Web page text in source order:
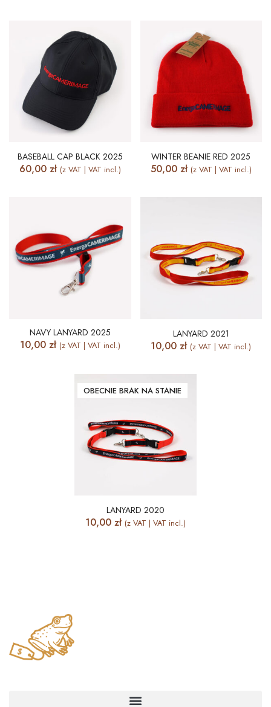
BASEBALL CAP BLACK 2025
60,00 zł (z VAT | VAT incl.)
WINTER BEANIE RED 2025
50,00 zł (z VAT | VAT incl.)
NAVY LANYARD 2025
10,00 zł (z VAT | VAT incl.)
LANYARD 2021
10,00zł (z VAT | VAT incl.)
OBECNIE BRAK NA STANIE
LANYARD 2020
10,00 zł (z VAT | VAT incl.)